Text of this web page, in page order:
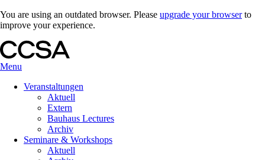
You are using an outdated browser. Please upgrade your browserto
improve your experience.
Menu
Veranstaltungen
Aktuell
Extern
Bauhaus Lectures
Archiv
Seminare & Workshops
Aktuell